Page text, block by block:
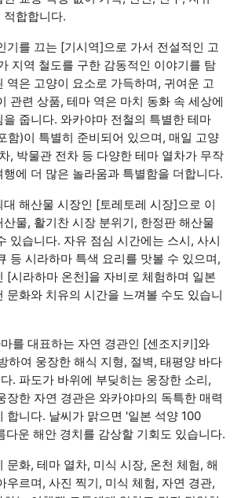
적합합니다.
기를 끄는 [기시역]으로 가서 전설적인 고
지역 철도를 구한 감동적인 이야기를 탐
역은 고양이 요소로 가득하며, 귀여운 고
관련 상품, 테마 역은 마치 동화 속 세상에
을 줍니다. 와카야마 전철의 특별한 테마
함)이 특별히 준비되어 있으며, 매일 고양
, 박물관 전차 등 다양한 테마 열차가 무작
에 더 많은 놀라움과 특별함을 더합니다.
해산물 시장인 [토레토레 시장]으로 이
물, 활기찬 시장 분위기, 한정판 해산물
있습니다. 자유 점심 시간에는 스시, 사시
등 시라하마 특색 요리를 맛볼 수 있으며,
[시라하마 온천]을 자비로 체험하며 일본
문화와 치유의 시간을 느껴볼 수도 있습니
를 대표하는 자연 경관인 [센조지키]와
하여 웅장한 해식 지형, 절벽, 태평양 바다
. 파도가 바위에 부딪히는 웅장한 소리,
장한 자연 경관은 와카야마의 독특한 매력
합니다. 날씨가 맑으면 '일본 석양 100
다운 해안 경치를 감상할 기회도 있습니다.
문화, 테마 열차, 미식 시장, 온천 체험, 해
우르며, 사진 찍기, 미식 체험, 자연 경관,